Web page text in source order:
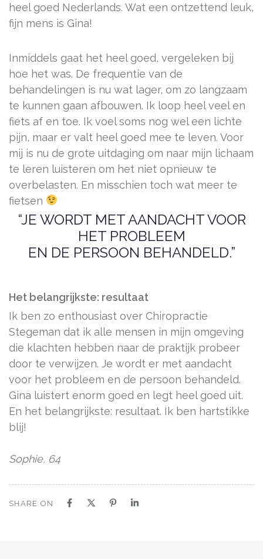
heel goed Nederlands. Wat een ontzettend leuk,
fijn mens is Gina!
Inmiddels gaat het heel goed, vergeleken bij
hoe het was. De frequentie van de
behandelingen is nu wat lager, om zo langzaam
te kunnen gaan afbouwen. Ik loop heel veel en
fiets af en toe. Ik voel soms nog wel een lichte
pijn, maar er valt heel goed mee te leven. Voor
mij is nu de grote uitdaging om naar mijn lichaam
te leren luisteren om het niet opnieuw te
overbelasten. En misschien toch wat meer te
fietsen
“JE WORDT MET AANDACHT VOOR
HET PROBLEEM
EN DE PERSOON BEHANDELD.”
Het belangrijkste: resultaat
Ik ben zo enthousiast over Chiropractie
Stegeman dat ik alle mensen in mijn omgeving
die klachten hebben naar de praktijk probeer
door te verwijzen. Je wordt er met aandacht
voor het probleem en de persoon behandeld.
Gina luistert enorm goed en legt heel goed uit.
En het belangrijkste: resultaat. Ik ben hartstikke
blij!
Sophie, 64
SHARE ON